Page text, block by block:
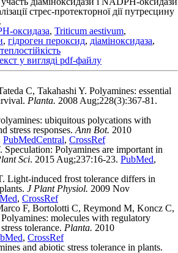
стрес-протекторної дії путресцину
оксидаза, Triticum aestivum,
, гідроген пероксид, діаміноксидаза,
теплостійкість
у вигляді pdf-файлу
C, Takahashi Y. Polyamines: essential
Planta. 2008 Aug;228(3):367-81.
ubiquitous polycations with
stress responses. Ann Bot. 2010
PubMedCentral, CrossRef
Speculation: Polyamines are important in
Sci. 2015 Aug;237:16-23. PubMed,
Light-induced frost tolerance differs in
J Plant Physiol. 2009 Nov
, CrossRef
F, Bortolotti C, Reymond M, Koncz C,
molecules with regulatory
tolerance. Planta. 2010
, CrossRef
and abiotic stress tolerance in plants.